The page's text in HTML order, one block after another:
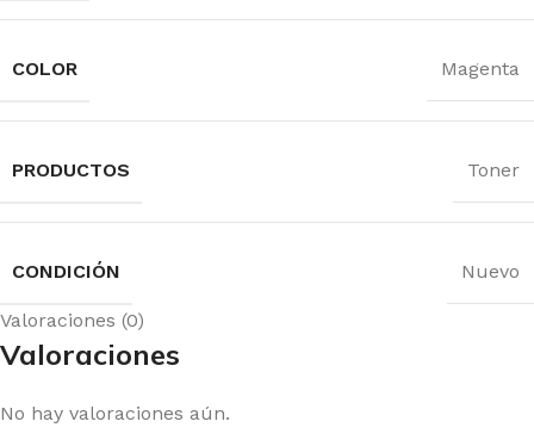
COLOR Magenta
PRODUCTOS Toner
CONDICIÓN Nuevo
Valoraciones (0)
Valoraciones
No hay valoraciones aún.